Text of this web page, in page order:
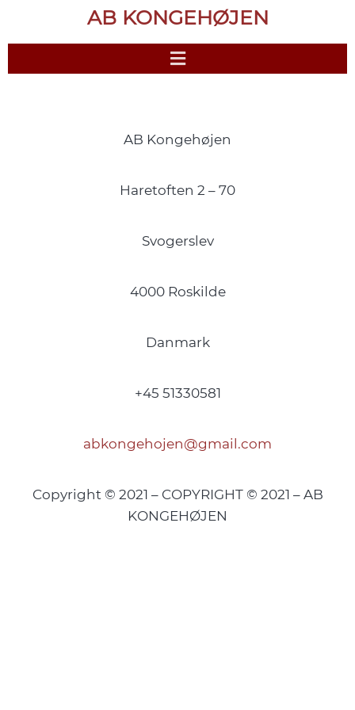
AB KONGEHØJEN
AB Kongehøjen
Haretoften 2 – 70
Svogerslev
4000 Roskilde
Danmark
+45 51330581
abkongehojen@gmail.com
Copyright © 2021 – COPYRIGHT © 2021 – AB
KONGEHØJEN